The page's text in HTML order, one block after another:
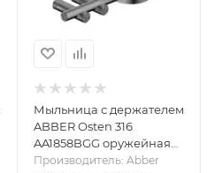
Мыльница с держателем
ABBER Osten 316
AA1858BGG оружейная
сталь брашированная
Производитель: Abber